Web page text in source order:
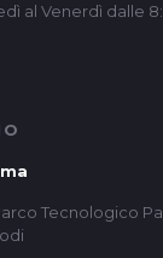
al Venerdì dalle
Tecnologico